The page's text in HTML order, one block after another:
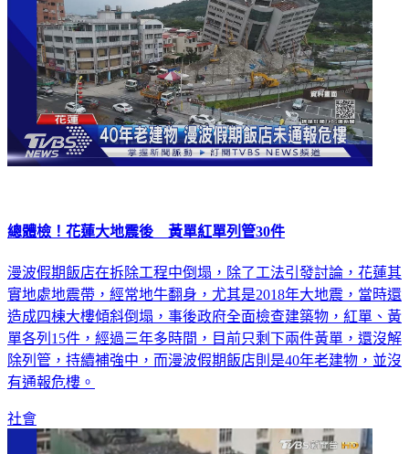
總體檢！花蓮大地震後 黃單紅單列管30件
漫波假期飯店在拆除工程中倒塌，除了工法引發討論，花蓮其
實地處地震帶，經常地牛翻身，尤其是2018年大地震，當時還
造成四棟大樓傾斜倒塌，事後政府全面檢查建築物，紅單、黃
單各列15件，經過三年多時間，目前只剩下兩件黃單，還沒解
除列管，持續補強中，而漫波假期飯店則是40年老建物，並沒
有通報危樓。
社會